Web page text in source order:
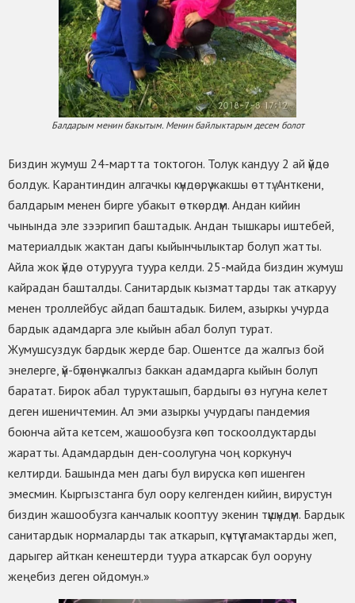
Балдарым менин бакытым. Менин байлыктарым десем болот
Биздин жумуш 24-мартта токтогон. Толук кандуу 2 ай үйдө
болдук. Карантиндин алгачкы күндөрү жакшы өттү. Анткени,
балдарым менен бирге убакыт өткөрдүм. Андан кийин
чынында эле зээригип баштадык. Андан тышкары иштебей,
материалдык жактан дагы кыйынчылыктар болуп жатты.
Айла жок үйдө отурууга туура келди. 25-майда биздин жумуш
кайрадан башталды. Санитардык кызматтарды так аткаруу
менен троллейбус айдап баштадык. Билем, азыркы учурда
бардык адамдарга эле кыйын абал болуп турат.
Жумушсуздук бардык жерде бар. Ошентсе да жалгыз бой
энелерге, үй-бүлөнү жалгыз баккан адамдарга кыйын болуп
баратат. Бирок абал турукташып, бардыгы өз нугуна келет
деген ишеничтемин. Ал эми азыркы учурдагы пандемия
боюнча айта кетсем, жашообузга көп тоскоолдуктарды
жаратты. Адамдардын ден-соолугуна чоң коркунуч
келтирди. Башында мен дагы бул вируска көп ишенген
эмесмин. Кыргызстанга бул оору келгенден кийин, вирустун
биздин жашообузга канчалык кооптуу экенин түшүндүм. Бардык
санитардык нормаларды так аткарып, күчтүү тамактарды жеп,
дарыгер айткан кенештерди туура аткарсак бул ооруну
жеңебиз деген ойдомун.»